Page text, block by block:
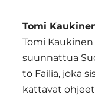
Tomi
Tomi
suunnattua
to Failia, joka
kattavat